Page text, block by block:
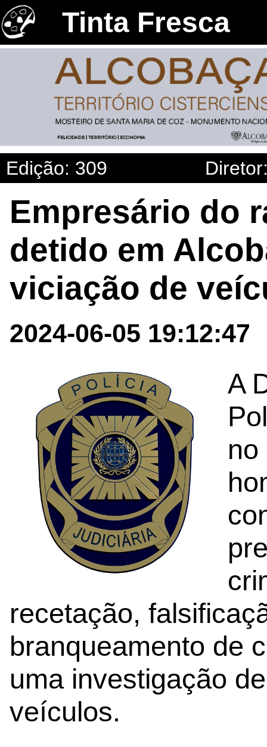
Tinta Fresca
Edição: 309
Empresário do
detido em
viciação de
2024-06-05 19:12:47
A
no
recetação,
branqueamento de
uma investigação
veículos.